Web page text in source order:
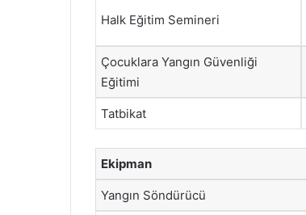
Halk Eğitim Semineri
Çocuklara Yangın Güvenliği
Eğitimi
Tatbikat
Ekipman
Yangın Söndürücü